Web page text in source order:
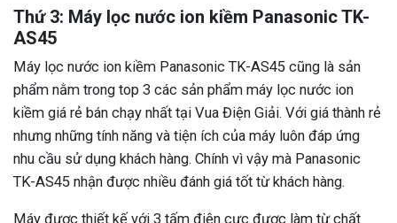
Thứ 3: Máy lọc nước ion kiềm Panasonic TK-
AS45
Máy lọc nước ion kiềm Panasonic TK-AS45 cũng là sản
phẩm nằm trong top 3 các sản phẩm máy lọc nước ion
kiềm giá rẻ bán chạy nhất tại Vua Điện Giải. Với giá thành rẻ
nhưng những tính năng và tiện ích của máy luôn đáp ứng
nhu cầu sử dụng khách hàng. Chính vì vậy mà Panasonic
TK-AS45 nhận được nhiều đánh giá tốt từ khách hàng.
Máy được thiết kế với 3 tấm điện cực được làm từ chất